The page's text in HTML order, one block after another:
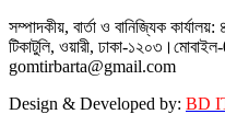
সম্পাদকীয়, বার্তা ও বানিজ্যিক
টিকাটুলি, ওয়ারী, ঢাকা-
gomtirbarta@gmail.com
Design & Developed by: BD